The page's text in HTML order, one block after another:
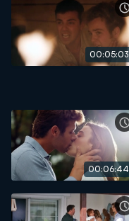
00:05:03
00:06:44